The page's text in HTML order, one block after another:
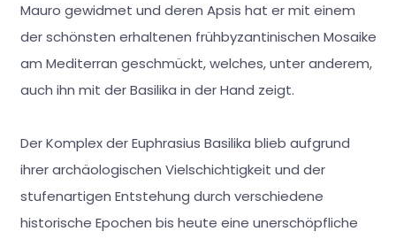
Mauro gewidmet und deren Apsis hat er mit einem
der schönsten erhaltenen frühbyzantinischen Mosaike
am Mediterran geschmückt, welches, unter anderem,
auch ihn mit der Basilika in der Hand zeigt.
Der Komplex der Euphrasius Basilika blieb aufgrund
ihrer archäologischen Vielschichtigkeit und der
stufenartigen Entstehung durch verschiedene
historische Epochen bis heute eine unerschöpfliche